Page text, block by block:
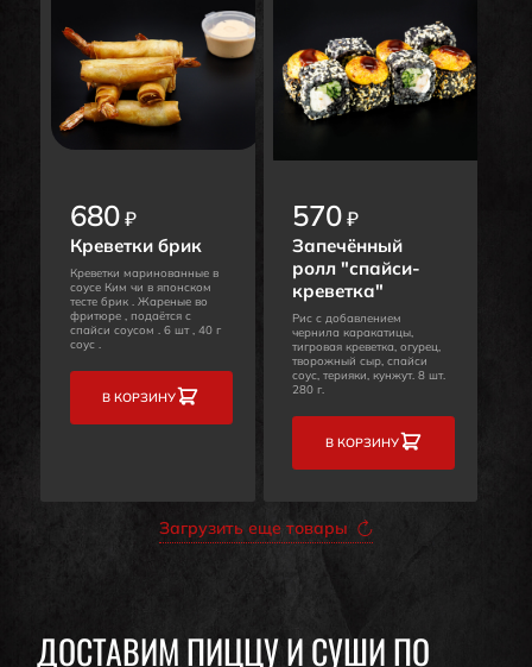
680₽
Креветки брик
Креветки маринованные в
соусе Ким чи в японском
тесте брик . Жареные во
фритюре , подаётся с
спайси соусом . 6 шт , 40 г
соус .
В КОРЗИНУ
570₽
Запечённый
ролл "спайси-
креветка"
Рис с добавлением
чернила каракатицы,
тигровая креветка, огурец,
творожный сыр, спайси
соус, терияки, кунжут. 8 шт.
280 г.
В КОРЗИНУ
Загрузить еще товары
ДОСТАВИМ ПИЦЦУ И СУШИ ПО